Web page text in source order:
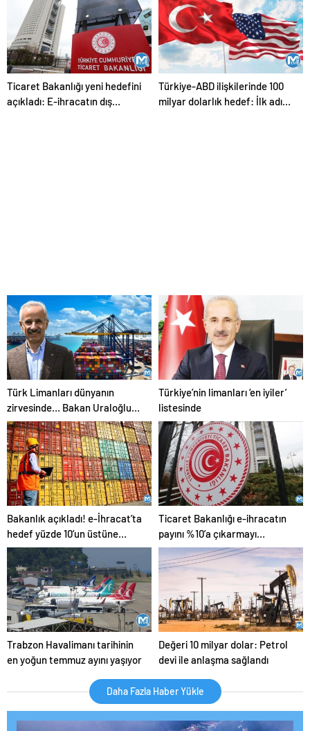
Ticaret Bakanlığı yeni hedefini
açıkladı: E-ihracatın dış
Türkiye-ABD ilişkilerinde 100
milyar dolarlık hedef: İlk adım
Türk Limanları dünyanın
zirvesinde… Bakan Uraloğlu:
Bu başarı deniz ticaretindeki
gücümüzün bir göstergesidir
Türkiye’nin limanları ‘en iyiler’
listesinde
Bakanlık açıkladı! e-İhracat’ta
hedef yüzde 10’un üstüne
çıkarılması
Ticaret Bakanlığı e-ihracatın
payını %10’a çıkarmayı
planlıyor!
Trabzon Havalimanı tarihinin
en yoğun temmuz ayını yaşıyor
Değeri 10 milyar dolar: Petrol
devi ile anlaşma sağlandı
Daha Fazla Haber Yükle